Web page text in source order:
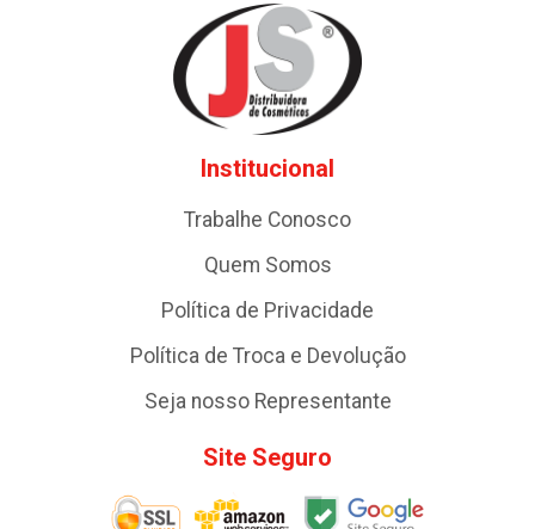
Institucional
Trabalhe Conosco
Quem Somos
Política de Privacidade
Política de Troca e Devolução
Seja nosso Representante
Site Seguro